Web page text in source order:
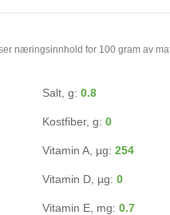
næringsinnhold for 100 gram av
Salt, g: 0.8
Kostfiber, g: 0
Vitamin A, µg: 254
Vitamin D, µg: 0
Vitamin E, mg: 0.7